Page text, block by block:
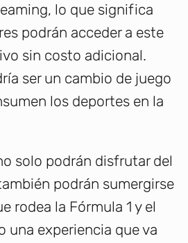
lo que significa
podrán acceder a este
sin costo adicional.
ser un cambio de juego
los deportes en la
solo podrán disfrutar del
podrán sumergirse
rodea la Fórmula 1 y el
una experiencia que va